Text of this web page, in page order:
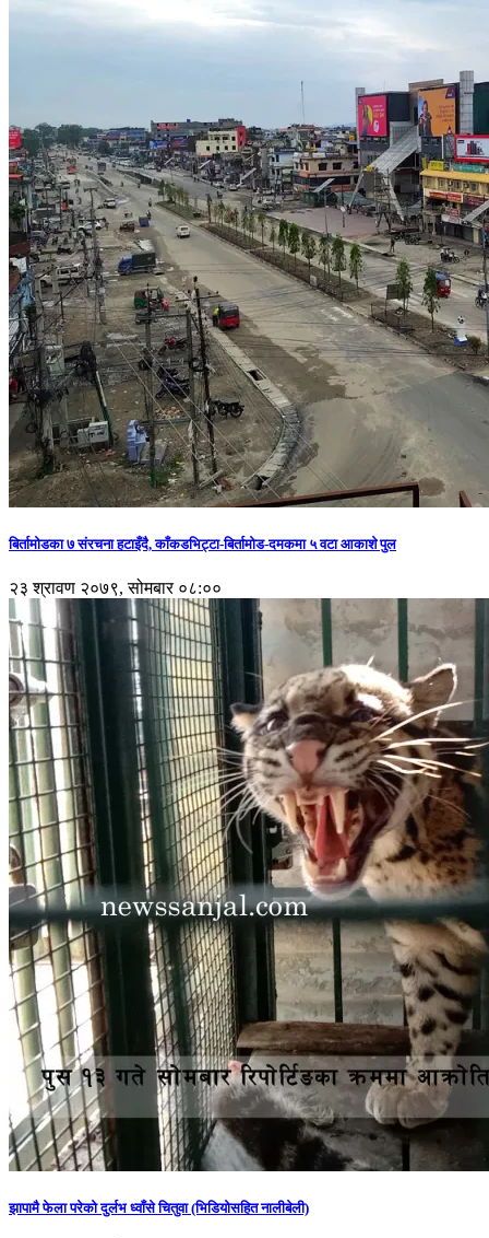
बिर्तामोडका ७ संरचना हटाइँदै, काँकडभिट्टा-बिर्तामोड-दमकमा ५ वटा आकाशे पुल
२३ श्रावण २०७९, सोमबार ०८:००
झापामै फेला परेको दुर्लभ ध्वाँसे चितुवा (भिडियोसहित नालीबेली)